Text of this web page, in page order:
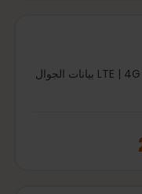
eSIM مدفوعة مسبقًا إندونيسيا مع LTE | 4G | 5G بيانات الجوال